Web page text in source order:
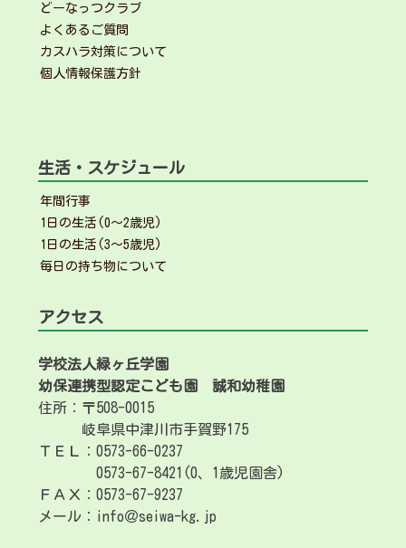
どーなっつクラブ
よくあるご質問
カスハラ対策について
個人情報保護方針
生活・スケジュール
年間行事
1日の生活(0～2歳児)
1日の生活(3～5歳児)
毎日の持ち物について
アクセス
学校法人緑ヶ丘学園
幼保連携型認定こども園
誠和幼稚園
住所：〒508-0015
岐阜県中津川市手賀野175
ＴＥＬ：0573-66-0237
0573-67-8421(0、1歳児園舎)
ＦＡＸ：0573-67-9237
メール：info＠seiwa-kg.jp